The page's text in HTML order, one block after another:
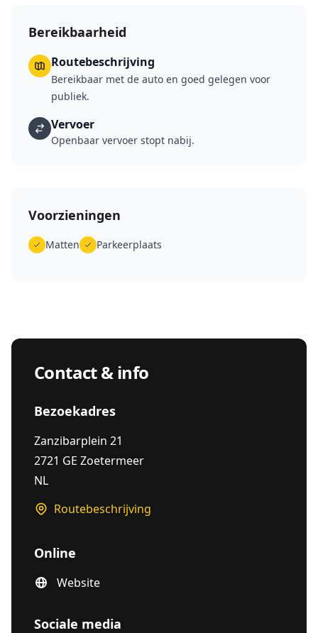
Bereikbaarheid
Routebeschrijving
Bereikbaar met de auto en goed gelegen voor
publiek.
Vervoer
Openbaar vervoer stopt nabij.
Voorzieningen
Matten Parkeerplaats
Contact & info
Bezoekadres
Zanzibarplein 21
2721 GE Zoetermeer
NL
Routebeschrijving
Online
Website
Sociale media